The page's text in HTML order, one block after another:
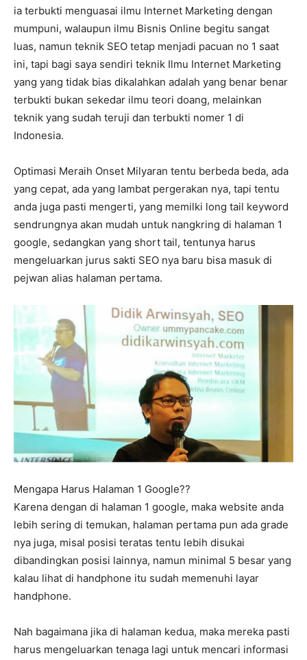
ia terbukti menguasai ilmu Internet Marketing dengan
mumpuni, walaupun ilmu Bisnis Online begitu sangat
luas, namun teknik SEO tetap menjadi pacuan no 1 saat
ini, tapi bagi saya sendiri teknik Ilmu Internet Marketing
yang yang tidak bias dikalahkan adalah yang benar benar
terbukti bukan sekedar ilmu teori doang, melainkan
teknik yang sudah teruji dan terbukti nomer 1 di
Indonesia.
Optimasi Meraih Onset Milyaran tentu berbeda beda, ada
yang cepat, ada yang lambat pergerakan nya, tapi tentu
anda juga pasti mengerti, yang memilki long tail keyword
sendrungnya akan mudah untuk nangkring di halaman 1
google, sedangkan yang short tail, tentunya harus
mengeluarkan jurus sakti SEO nya baru bisa masuk di
pejwan alias halaman pertama.
Mengapa Harus Halaman 1 Google??
Karena dengan di halaman 1 google, maka website anda
lebih sering di temukan, halaman pertama pun ada grade
nya juga, misal posisi teratas tentu lebih disukai
dibandingkan posisi lainnya, namun minimal 5 besar yang
kalau lihat di handphone itu sudah memenuhi layar
handphone.
Nah bagaimana jika di halaman kedua, maka mereka pasti
harus mengeluarkan tenaga lagi untuk mencari informasi